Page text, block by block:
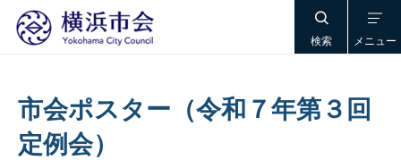
検索 メニュー
市会ポスター（令和７年第３回
定例会）